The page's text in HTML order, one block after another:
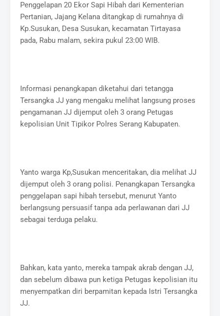
Penggelapan 20 Ekor Sapi Hibah dari Kementerian
Pertanian, Jajang Kelana ditangkap di rumahnya di
Kp.Susukan, Desa Susukan, kecamatan Tirtayasa
pada, Rabu malam, sekira pukul 23:00 WIB.
Informasi penangkapan diketahui dari tetangga
Tersangka JJ yang mengaku melihat langsung proses
pengamanan JJ dijemput oleh 3 orang Petugas
kepolisian Unit Tipikor Polres Serang Kabupaten.
Yanto warga Kp,Susukan menceritakan, dia melihat JJ
dijemput oleh 3 orang polisi. Penangkapan Tersangka
penggelapan sapi hibah tersebut, menurut Yanto
berlangsung persuasif tanpa ada perlawanan dari JJ
sebagai terduga pelaku.
Bahkan, kata yanto, mereka tampak akrab dengan JJ,
dan sebelum dibawa pun ketiga Petugas kepolisian itu
menyempatkan diri berpamitan kepada Istri Tersangka
JJ.